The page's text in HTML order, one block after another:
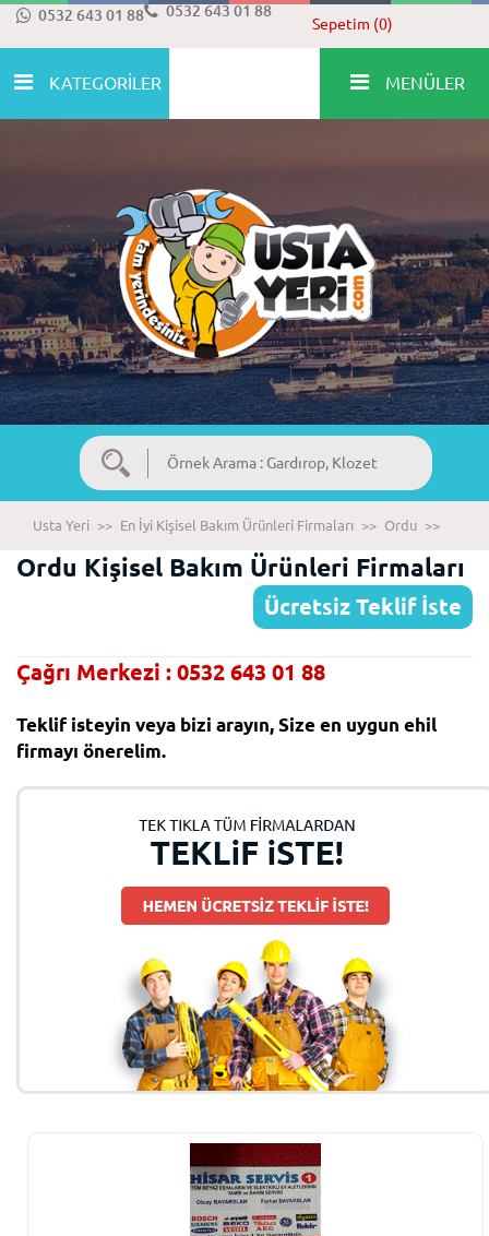
0532 643 01 88 0532 643 01 88
Sepetim (0)
KATEGORİLER MENÜLER
Usta Yeri >> En İyi Kişisel Bakım Ürünleri Firmaları >> Ordu >>
Ordu Kişisel Bakım Ürünleri Firmaları
Ücretsiz Teklif İste
Çağrı Merkezi : 0532 643 01 88
Teklif isteyin veya bizi arayın, Size en uygun ehil
firmayı önerelim.